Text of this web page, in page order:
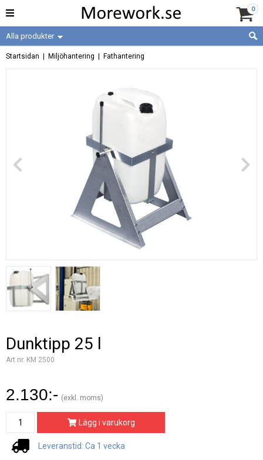
0
Alla produkter
Startsidan Miljöhantering Fathantering
Dunktipp 25 l
Art nr. KM 2500
2.130:- (exkl. moms)
Lägg i varukorg
Leveranstid: Ca 1 vecka